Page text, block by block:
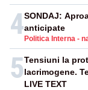
4 Politica Interna -
SONDAJ:
anticipate
5Tensiuni la
lacrimogene.
LIVE TEXT